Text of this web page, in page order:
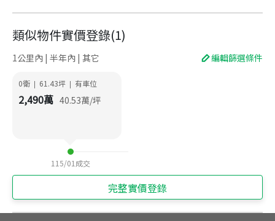
類似物件實價登錄(1)
1公里內 | 半年內 | 其它 編輯篩選條件
0衛 | 61.43坪 | 有車位
2,490萬 40.53萬/坪
115/01 成交
完整實價登錄